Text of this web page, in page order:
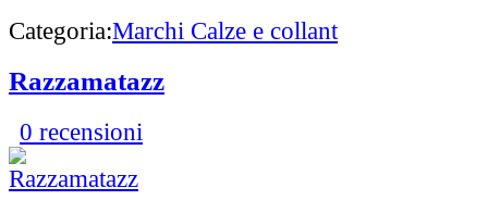
Categoria:Marchi Calze e collant
Razzamatazz
0 recensioni